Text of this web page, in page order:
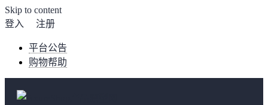
Skip to content
登入
注册
平台公告
购物帮助